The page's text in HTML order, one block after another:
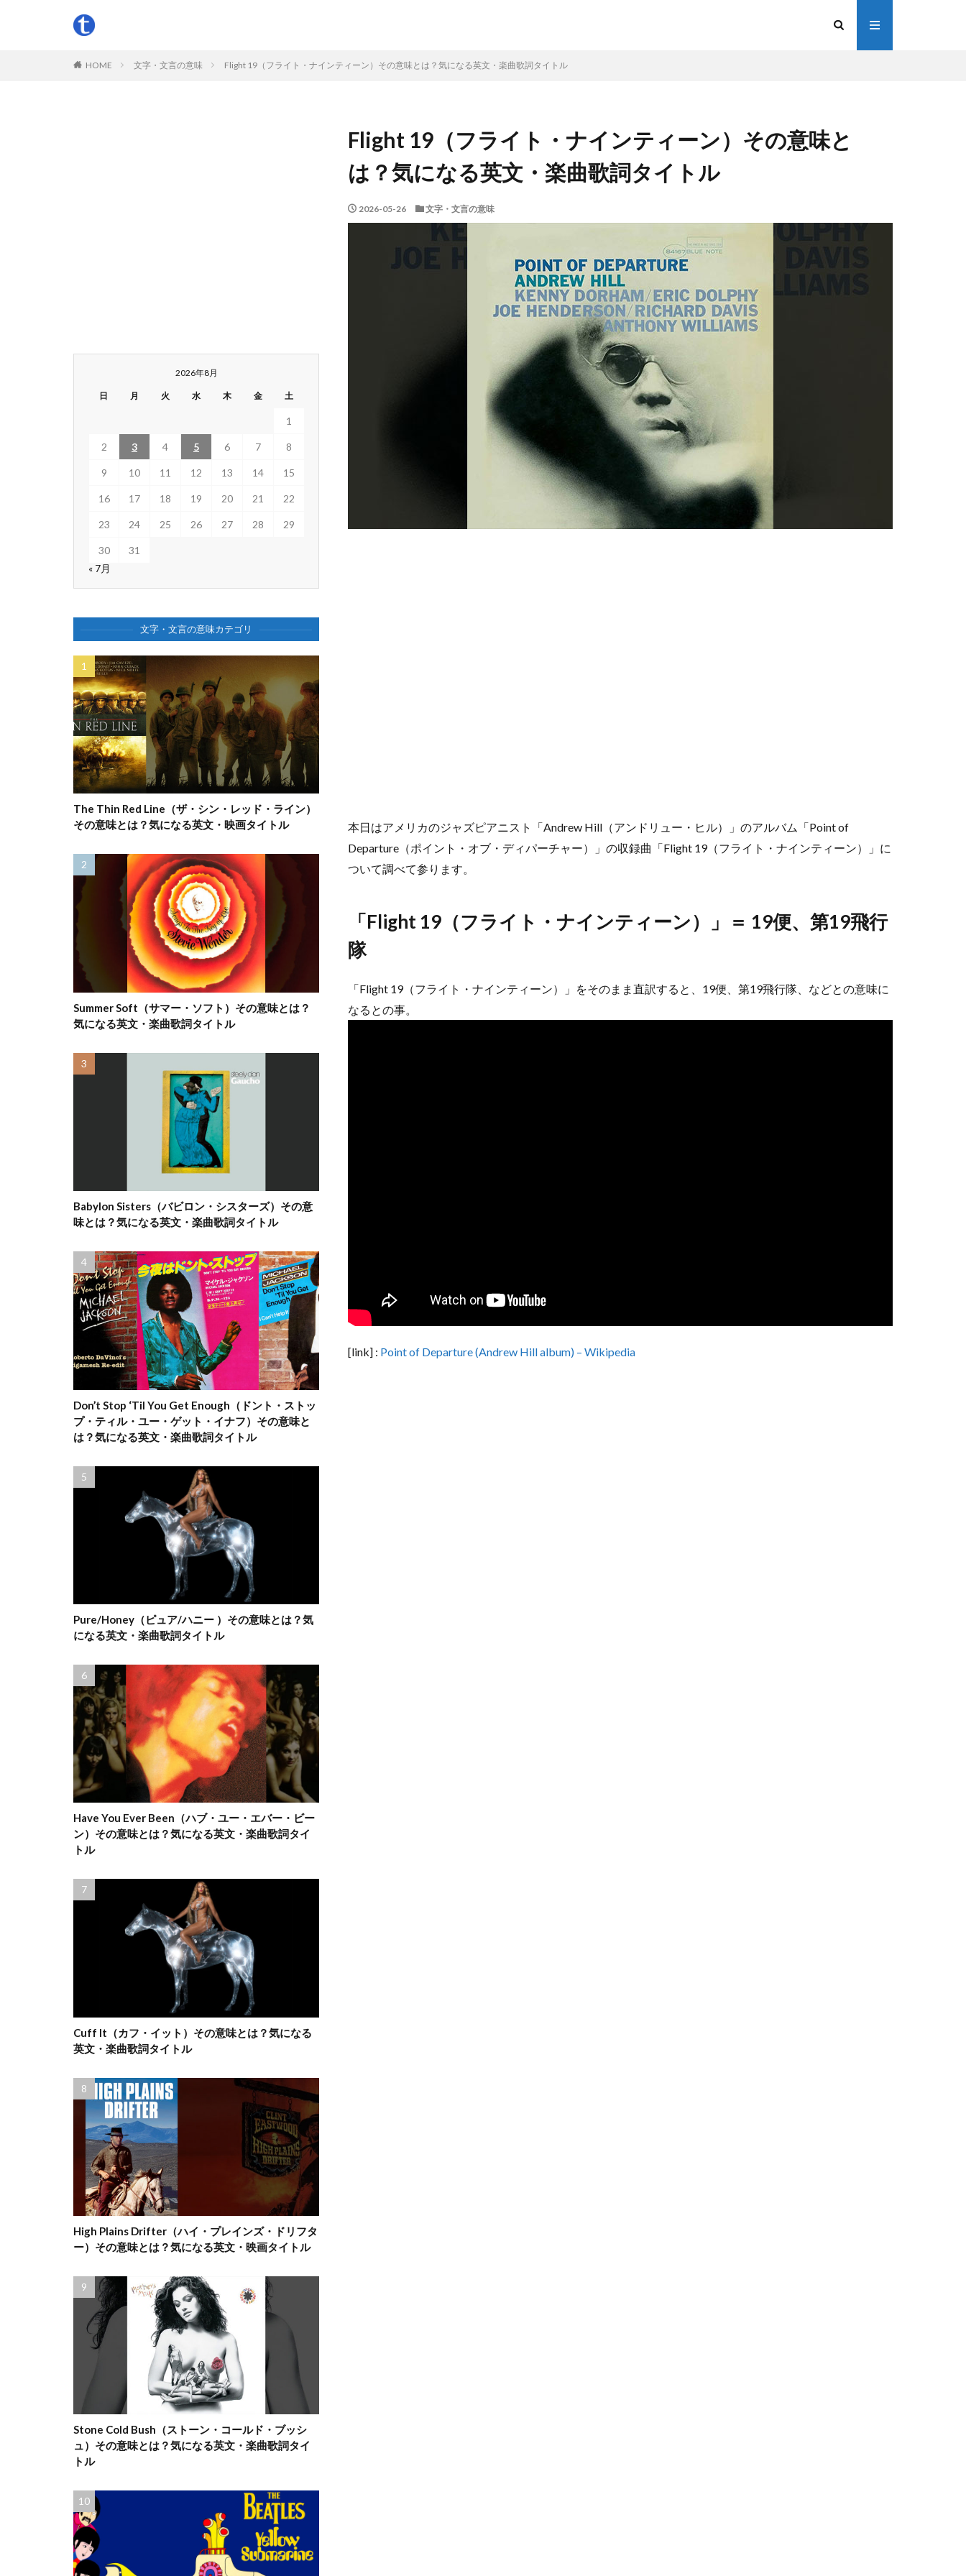
HOME 文字・文言の意味 Flight 19（フライト・ナインティーン）その意味とは？気になる英文・楽曲歌詞タイトル
Flight 19（フライト・ナインティーン）その意味と
は？気になる英文・楽曲歌詞タイトル
2026-05-26 文字・文言の意味
本日はアメリカのジャズピアニスト「Andrew Hill（アンドリュー・ヒル）」のアルバム「Point of
Departure（ポイント・オブ・ディパーチャー）」の収録曲「Flight 19（フライト・ナインティーン）」に
ついて調べて参ります。
「Flight 19（フライト・ナインティーン）」＝ 19便、第19飛行
隊
「Flight 19（フライト・ナインティーン）」をそのまま直訳すると、19便、第19飛行隊、などとの意味に
なるとの事。
[link] : Point of Departure (Andrew Hill album) – Wikipedia
2026年8月
日 月 火 水 木 金 土
1
2 3 4 5 6 7 8
9 10 11 12 13 14 15
16 17 18 19 20 21 22
23 24 25 26 27 28 29
30
31
« 7月
文字・文言の意味カテゴリ
The Thin Red Line（ザ・シン・レッド・ライン）
その意味とは？気になる英文・映画タイトル
Summer Soft（サマー・ソフト）その意味とは？
気になる英文・楽曲歌詞タイトル
Babylon Sisters（バビロン・シスターズ）その意
味とは？気になる英文・楽曲歌詞タイトル
Don’t Stop ‘Til You Get Enough（ドント・ストッ
プ・ティル・ユー・ゲット・イナフ）その意味と
は？気になる英文・楽曲歌詞タイトル
Pure/Honey（ピュア/ハニー ）その意味とは？気
になる英文・楽曲歌詞タイトル
Have You Ever Been（ハブ・ユー・エバー・ビー
ン）その意味とは？気になる英文・楽曲歌詞タイ
トル
Cuff It（カフ・イット）その意味とは？気になる
英文・楽曲歌詞タイトル
High Plains Drifter（ハイ・プレインズ・ドリフタ
ー）その意味とは？気になる英文・映画タイトル
Stone Cold Bush（ストーン・コールド・ブッシ
ュ）その意味とは？気になる英文・楽曲歌詞タイ
トル